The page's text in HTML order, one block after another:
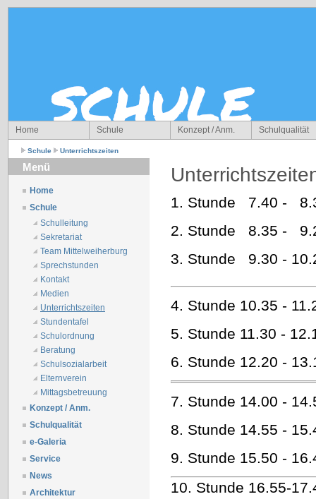
Home Schule Konzept / Anm. Schulqualität
Schule Unterrichtszeiten
Menü
Home
Schule
Schulleitung
Sekretariat
Team Mittelweiherburg
Sprechstunden
Kontakt
Medien
Unterrichtszeiten
Stundentafel
Schulordnung
Beratung
Schulsozialarbeit
Elternverein
Mittagsbetreuung
Konzept / Anm.
Schulqualität
e-Galeria
Service
News
Architektur
1. Stunde 7.40 -
2. Stunde 8.35 -
3. Stunde 9.30 -
4. Stunde 10.35 -
5. Stunde 11.30 -
6. Stunde 12.20 -
7. Stunde 14.00 -
8. Stunde 14.55 -
9. Stunde 15.50 -
10. Stunde 16.55-